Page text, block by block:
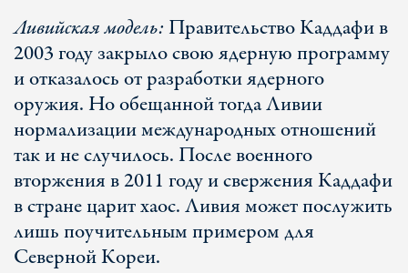
Ливийская модель:Правительство Каддафи в
2003 году закрыло свою ядерную программу
и отказалось от разработки ядерного
оружия. Но обещанной тогда Ливии
нормализации международных отношений
так и не случилось. После военного
вторжения в 2011 году и свержения Каддафи
в стране царит хаос. Ливия может послужить
лишь поучительным примером для
Северной Кореи.